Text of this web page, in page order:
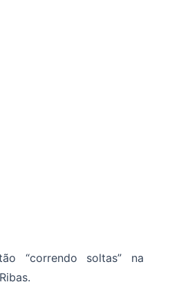
“correndo soltas” na